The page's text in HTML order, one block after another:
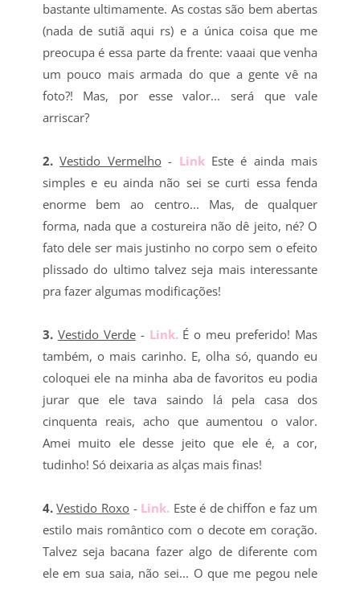
bastante ultimamente. As costas são bem abertas
(nada de sutiã aqui rs) e a única coisa que me
preocupa é essa parte da frente: vaaai que venha
um pouco mais armada do que a gente vê na
foto?! Mas, por esse valor... será que vale
arriscar?
2.Vestido Vermelho- Link Este é ainda mais
simples e eu ainda não sei se curti essa fenda
enorme bem ao centro... Mas, de qualquer
forma, nada que a costureira não dê jeito, né? O
fato dele ser mais justinho no corpo sem o efeito
plissado do ultimo talvez seja mais interessante
pra fazer algumas modificações!
3. Vestido Verde- Link. É o meu preferido! Mas
também, o mais carinho. E, olha só, quando eu
coloquei ele na minha aba de favoritos eu podia
jurar que ele tava saindo lá pela casa dos
cinquenta reais, acho que aumentou o valor.
Amei muito ele desse jeito que ele é, a cor,
tudinho! Só deixaria as alças mais finas!
4.Vestido Roxo- Link. Este é de chiffon e faz um
estilo mais romântico com o decote em coração.
Talvez seja bacana fazer algo de diferente com
ele em sua saia, não sei... O que me pegou nele